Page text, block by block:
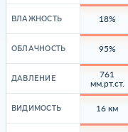
ВЛАЖНОСТЬ
ОБЛАЧНОСТЬ
ДАВЛЕНИЕ
ВИДИМОСТЬ
18%
95%
761
мм.рт.ст.
16 км